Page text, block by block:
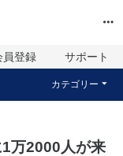
員登録 サポート
カテゴリー
万2000人が来